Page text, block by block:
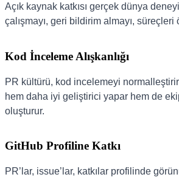
Açık kaynak katkısı gerçek dünya
çalışmayı, geri bildirim almayı, süreçleri
Kod İnceleme Alışkanlığı
PR kültürü, kod incelemeyi
hem daha iyi geliştirici yapar hem de
oluşturur.
GitHub Profiline Katkı
PR’lar, issue’lar, katkılar profilinde